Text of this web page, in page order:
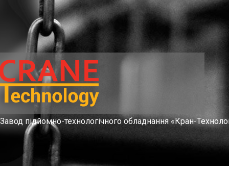
Завод підйомно-технологічного обладнання «Кран-